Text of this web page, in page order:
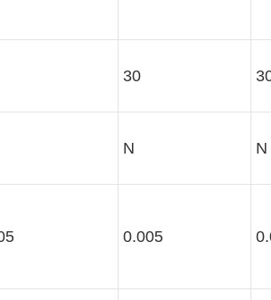
30
N N
0.005